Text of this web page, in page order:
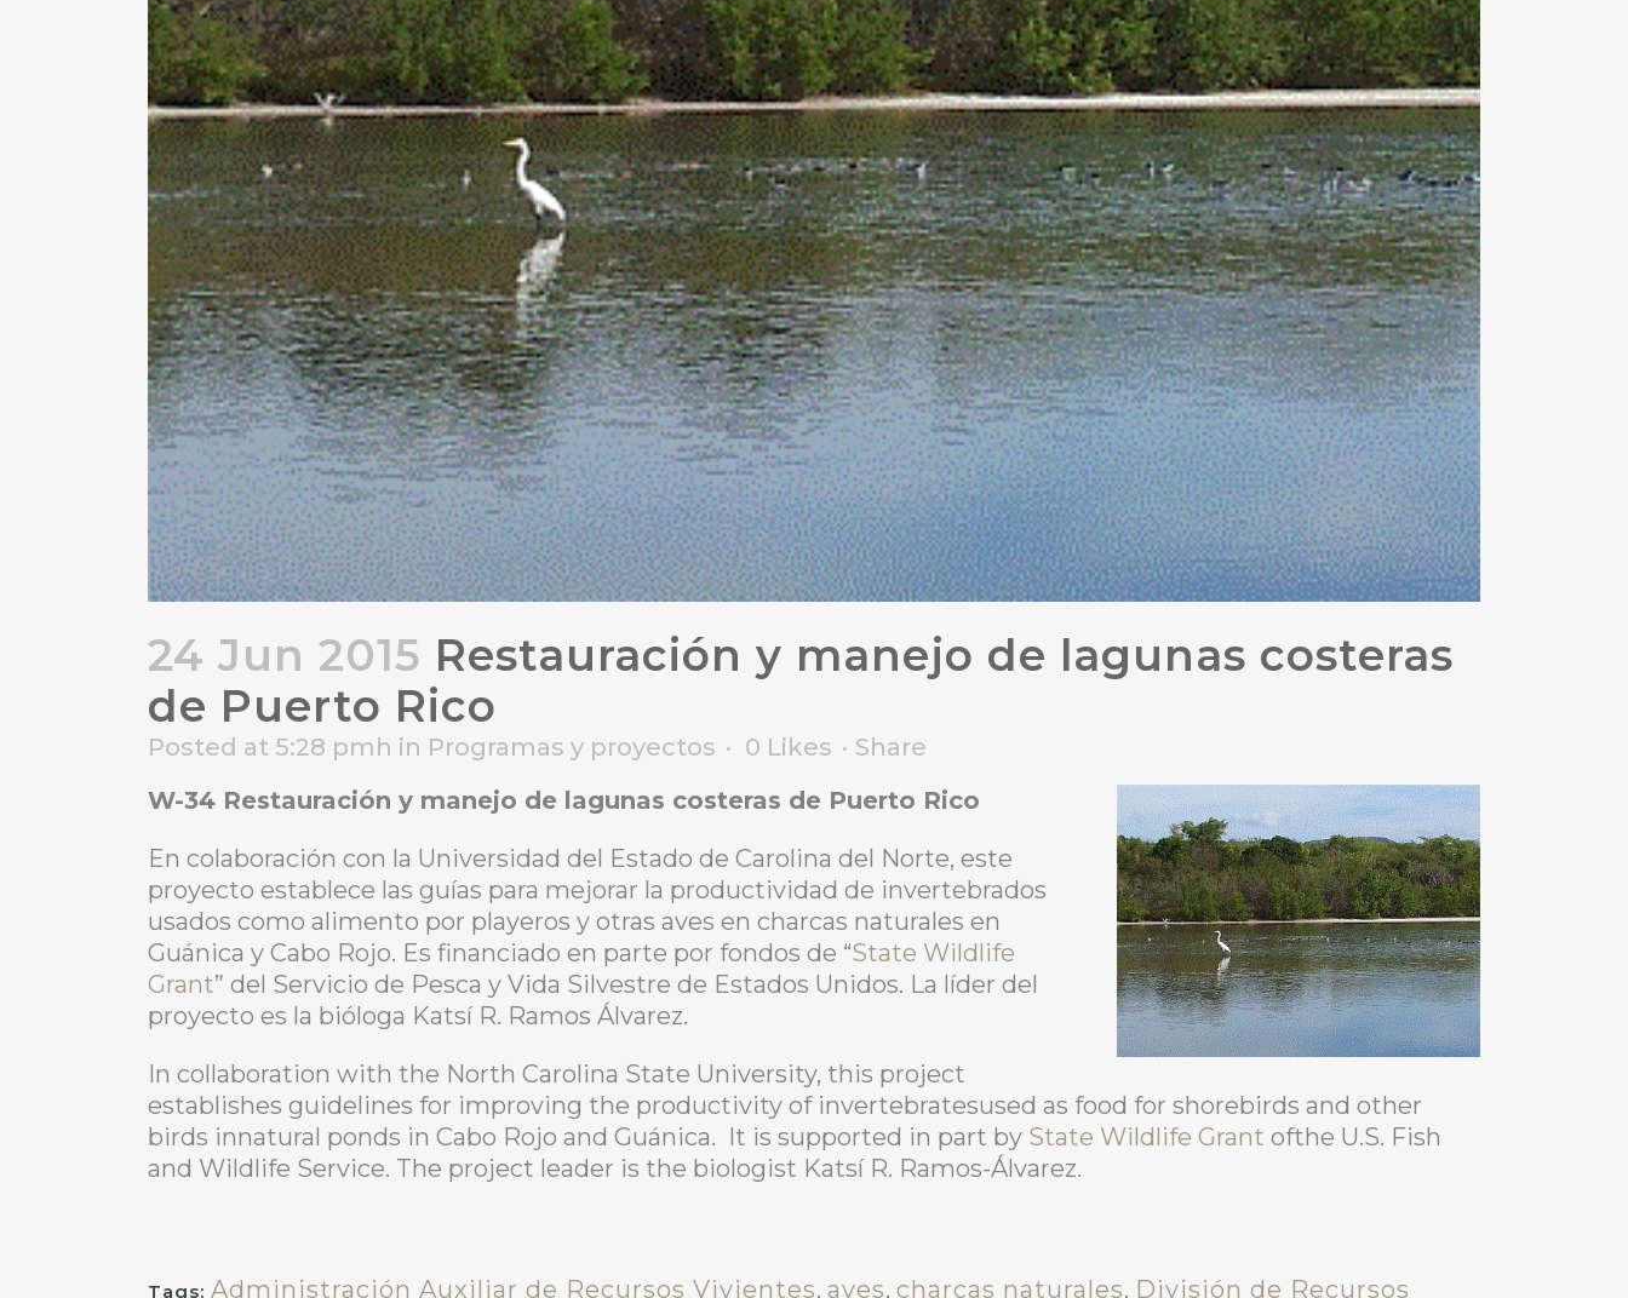
24 Jun 2015 Restauración y manejo de lagunas costeras
de Puerto Rico
Posted at 5:28 pmh in Programas y proyectos 0 Likes
Share
W-34 Restauración y manejo de lagunas costeras de Puerto Rico
En colaboración con la Universidad del Estado de Carolina del Norte, este
proyecto establece las guías para mejorar la productividad de invertebrados
usados como alimento por playeros y otras aves en charcas naturales en
Guánica y Cabo Rojo. Es financiado en parte por fondos de “State Wildlife
Grant” del Servicio de Pesca y Vida Silvestre de Estados Unidos. La líder del
proyecto es la bióloga Katsí R. Ramos Álvarez.
In collaboration with the North Carolina State University, this project
establishes guidelines for improving the productivity of invertebratesused as food for shorebirds and other
birds innatural ponds in Cabo Rojo and Guánica. It is supported in part by State Wildlife Grant ofthe U.S. Fish
and Wildlife Service. The project leader is the biologist Katsí R. Ramos-Álvarez.
Tags: Administración Auxiliar de Recursos Vivientes, aves, charcas naturales, División de Recursos